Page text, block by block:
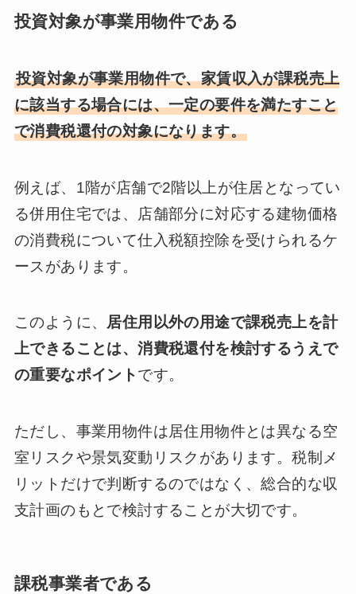
投資対象が事業用物件である
投資対象が事業用物件で、家賃収入が課税売上
に該当する場合には、一定の要件を満たすこと
で消費税還付の対象になります。
例えば、1階が店舗で2階以上が住居となってい
る併用住宅では、店舗部分に対応する建物価格
の消費税について仕入税額控除を受けられるケ
ースがあります。
このように、 居住用以外の用途で課税売上を計
上できることは、消費税還付を検討するうえで
の重要なポイントです。
ただし、事業用物件は居住用物件とは異なる空
室リスクや景気変動リスクがあります。税制メ
リットだけで判断するのではなく、総合的な収
支計画のもとで検討することが大切です。
課税事業者である